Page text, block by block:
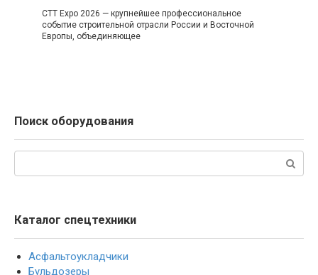
CTT Expo 2026 — крупнейшее профессиональное
событие строительной отрасли России и Восточной
Европы, объединяющее
Поиск оборудования
Каталог спецтехники
Асфальтоукладчики
Бульдозеры